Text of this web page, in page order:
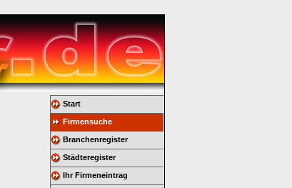
Start
Firmensuche
Branchenregister
Städteregister
Ihr Firmeneintrag